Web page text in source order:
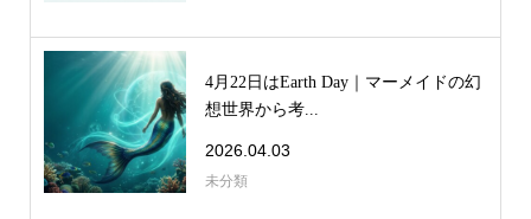
4月22日はEarth Day｜マーメイドの幻
想世界から考...
2026.04.03
未分類